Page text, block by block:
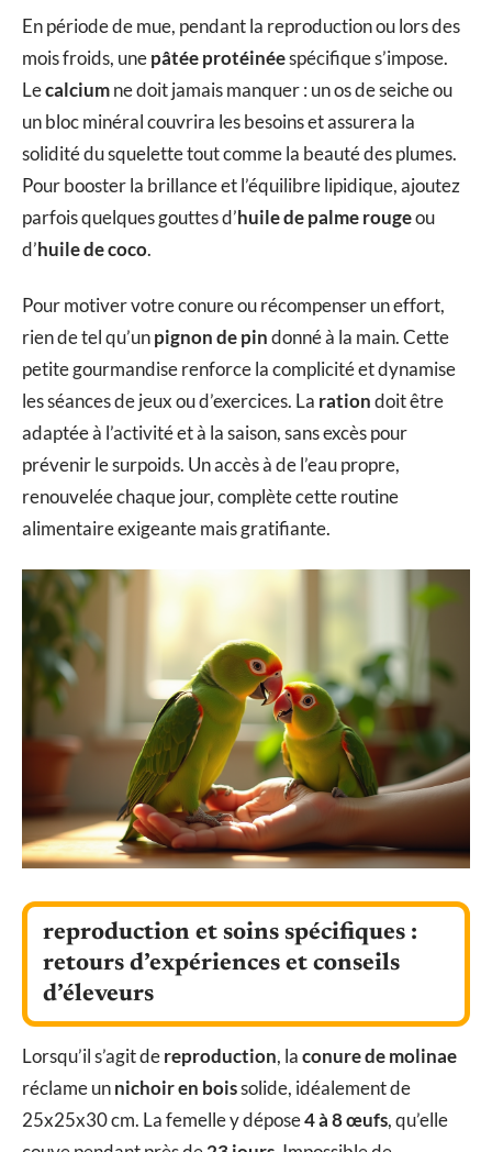
En période de mue, pendant la reproduction ou lors des
mois froids, unepâtée protéinéespécifique s’impose.
Lecalciumne doit jamais manquer : un os de seiche ou
un bloc minéral couvrira les besoins et assurera la
solidité du squelette tout comme la beauté des plumes.
Pour booster la brillance et l’équilibre lipidique, ajoutez
parfois quelques gouttes d’huile de palme rougeou
d’huile de coco.
Pour motiver votre conure ou récompenser un effort,
rien de tel qu’unpignon de pindonné à la main. Cette
petite gourmandise renforce la complicité et dynamise
les séances de jeux ou d’exercices. La rationdoit être
adaptée à l’activité et à la saison, sans excès pour
prévenir le surpoids. Un accès à de l’eau propre,
renouvelée chaque jour, complète cette routine
alimentaire exigeante mais gratifiante.
reproduction et soins spécifiques :
retours d’expériences et conseils
d’éleveurs
Lorsqu’il s’agit dereproduction, laconure de molinae
réclame unnichoir en boissolide, idéalement de
25x25x30 cm. La femelle y dépose4 à 8 œufs, qu’elle